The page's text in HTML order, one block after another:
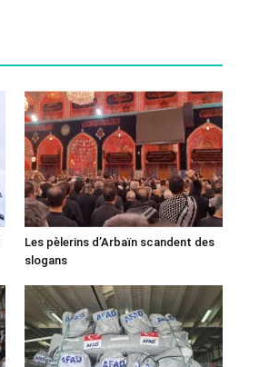
Les pèlerins d’Arbaïn scandent des
slogans